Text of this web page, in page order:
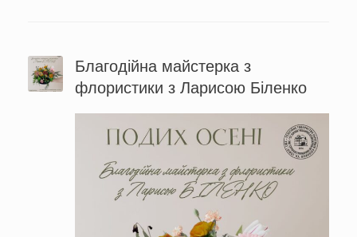
Благодійна майстерка з
флористики з Ларисою Біленко